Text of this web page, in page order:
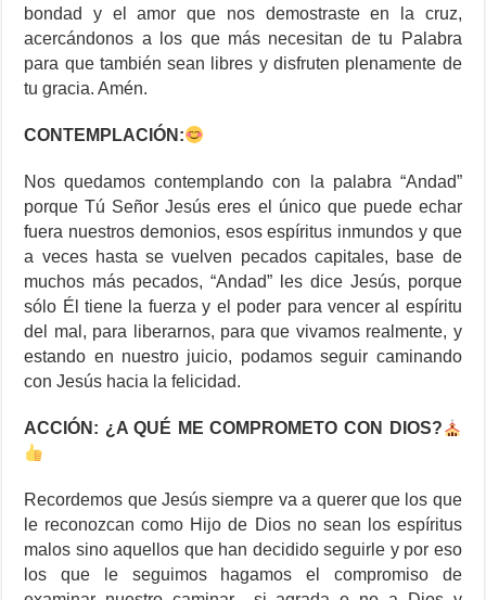
bondad y el amor que nos demostraste en la cruz,
acercándonos a los que más necesitan de tu Palabra
para que también sean libres y disfruten plenamente de
tu gracia. Amén.
CONTEMPLACIÓN:
Nos quedamos contemplando con la palabra “Andad”
porque Tú Señor Jesús eres el único que puede echar
fuera nuestros demonios, esos espíritus inmundos y que
a veces hasta se vuelven pecados capitales, base de
muchos más pecados, “Andad” les dice Jesús, porque
sólo Él tiene la fuerza y el poder para vencer al espíritu
del mal, para liberarnos, para que vivamos realmente, y
estando en nuestro juicio, podamos seguir caminando
con Jesús hacia la felicidad.
ACCIÓN: ¿A QUÉ ME COMPROMETO CON DIOS?
Recordemos que Jesús siempre va a querer que los que
le reconozcan como Hijo de Dios no sean los espíritus
malos sino aquellos que han decidido seguirle y por eso
los que le seguimos hagamos el compromiso de